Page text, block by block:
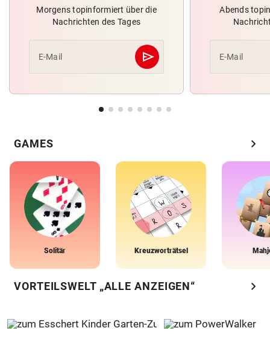
Morgens topinformiert über die
Nachrichten des Tages
E-Mail send
Abschicken
Abends
E-Mail
GAMES chevron_right
Solitär Kreuzworträtsel
VORTEILSWELT „ALLE ANZEIGEN“ chevron_right